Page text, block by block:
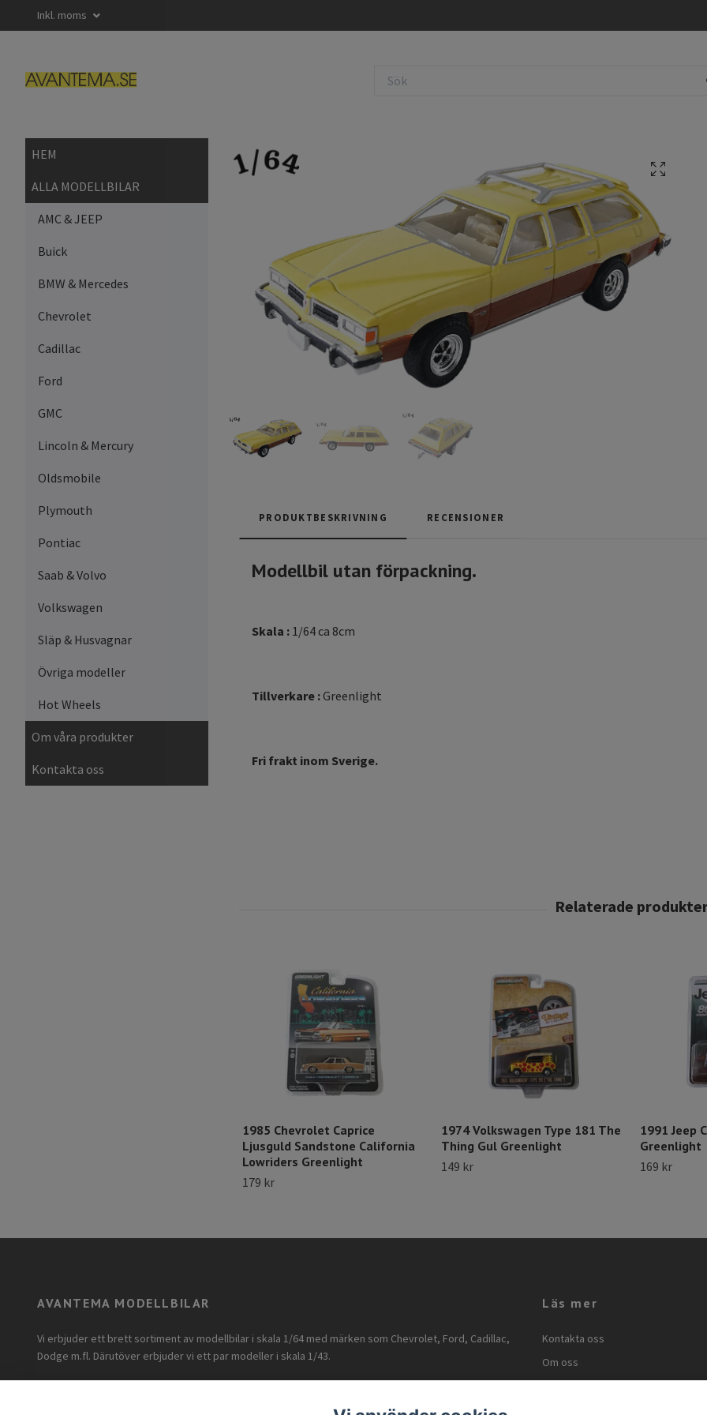
Inkl. moms
HEM
ALLA MODELLBILAR
AMC & JEEP
Buick
BMW & Mercedes
Chevrolet
Cadillac
Ford
GMC
Lincoln & Mercury
Oldsmobile
Plymouth
Pontiac
Saab & Volvo
Volkswagen
Släp & Husvagnar
Övriga modeller
Hot Wheels
Om våra produkter
Kontakta oss
PRODUKTBESKRIVNING RECENSIONER
Modellbil utan förpackning.
Skala : 1/64 ca 8cm
Tillverkare :Greenlight
Fri frakt inom Sverige.
1985 Chevrolet Caprice
Ljusguld Sandstone California
Lowriders Greenlight
179 kr
1974 Volkswagen Type 181 The
Thing Gul Greenlight
149 kr
1991 Jeep
Greenlight
169 kr
AVANTEMA MODELLBILAR
Vi erbjuder ett brett sortiment av modellbilar i skala 1/64 med märken som Chevrolet, Ford, Cadillac,
Dodge m.fl. Därutöver erbjuder vi ett par modeller i skala 1/43.
Läs mer
Kontakta oss
Om oss